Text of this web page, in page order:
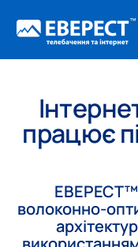
працює
ЕВЕРЕСТ™
волоконно-